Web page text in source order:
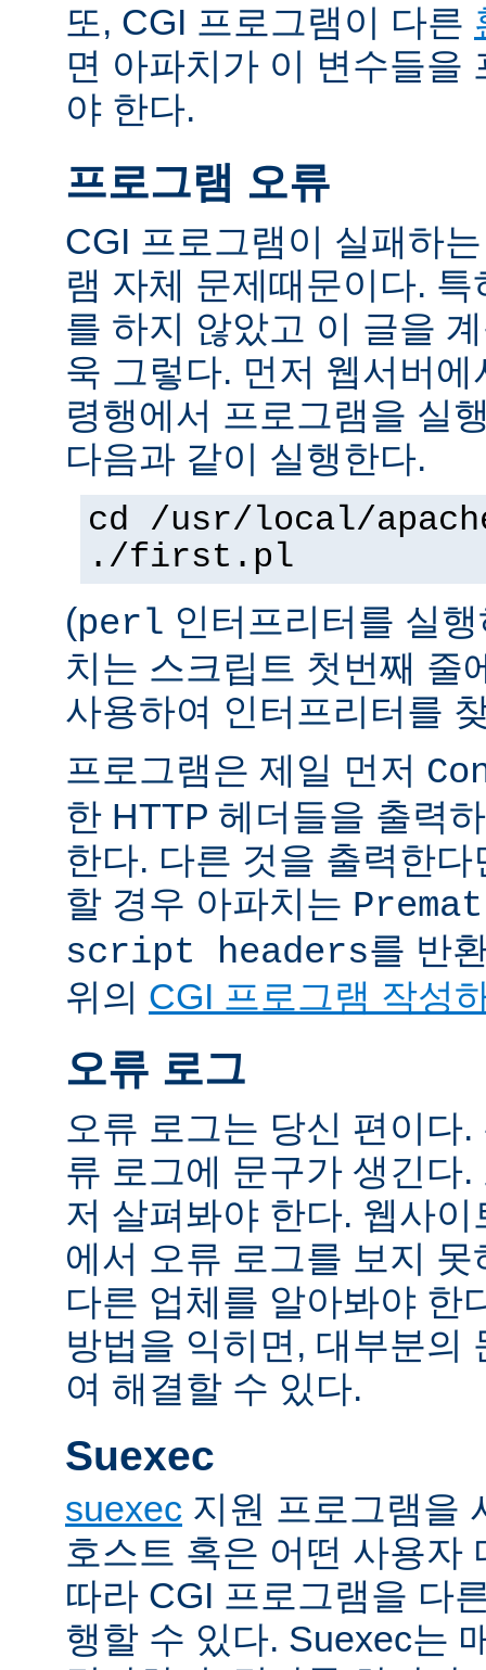
또, CGI 프로그램이 다른
면 아파치가 이 변수들을
야 한다.
프로그램 오류
CGI 프로그램이 실패하
램 자체 문제때문이다.
를 하지 않았고 이 글을
욱 그렇다. 먼저 웹서버
령행에서 프로그램을 실
다음과 같이 실행한다.
cd /usr/local/
./first.pl
(perl 인터프리터를 실
치는 스크립트 첫번째 줄
사용하여 인터프리터를
프로그램은 제일 먼저
한 HTTP 헤더들을 출력
한다. 다른 것을 출력한
할 경우 아파치는
script headers를 반
위의 CGI 프로그램 작성
오류 로그
오류 로그는 당신 편이다
류 로그에 문구가 생긴다
저 살펴봐야 한다. 웹사
에서 오류 로그를 보지
다른 업체를 알아봐야 한
방법을 익히면, 대부분의
여 해결할 수 있다.
Suexec
suexec 지원 프로그램을
호스트 혹은 어떤 사용자
따라 CGI 프로그램을 다
행할 수 있다. Suexec는